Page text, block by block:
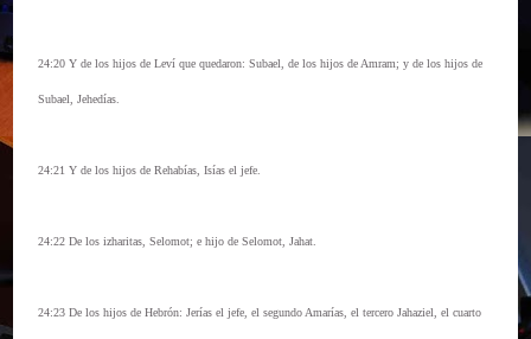
24:20 Y de los hijos de Leví que quedaron: Subael, de los hijos de Amram; y de los hijos de
Subael, Jehedías.
24:21 Y de los hijos de Rehabías, Isías el jefe.
24:22 De los izharitas, Selomot; e hijo de Selomot, Jahat.
24:23 De los hijos de Hebrón: Jerías el jefe, el segundo Amarías, el tercero Jahaziel, el cuarto